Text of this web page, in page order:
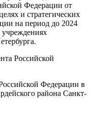
Федерации от
и стратегических
на период до 2024
учреждениях
Российской
Федерации в
района Санкт-